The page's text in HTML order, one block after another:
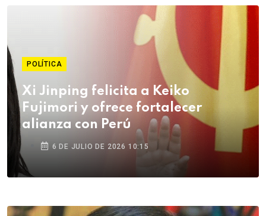
POLÍTICA
Xi Jinping felicita a Keiko
Fujimori y ofrece fortalecer
alianza con Perú
6 DE JULIO DE 2026 10:15